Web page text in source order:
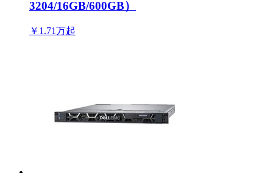
3204/16GB/600GB）
￥1.71万起